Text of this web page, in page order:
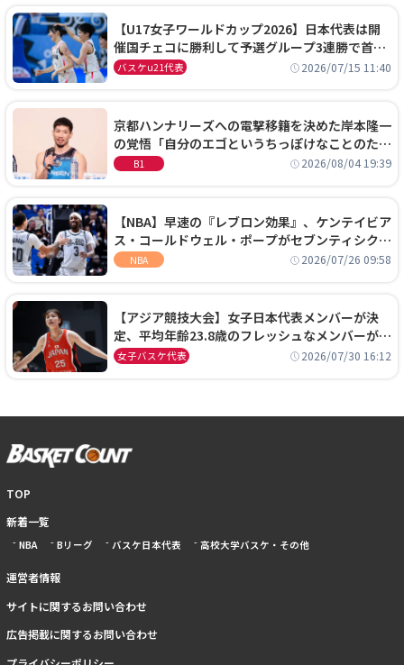
【U17女子ワールドカップ2026】日本代表は開
催国チェコに勝利して予選グループ3連勝で首位
通過！準々決勝の相手はエジプトに決定
バスケu21代表 2026/07/15 11:40
京都ハンナリーズへの電撃移籍を決めた岸本隆一
の覚悟「自分のエゴというちっぽけなことのため
に、京都に来たわけではない」
B1 2026/08/04 19:39
【NBA】早速の『レブロン効果』、ケンテイビア
ス・コールドウェル・ポープがセブンティシクサ
ーズに1年契約で加入
NBA 2026/07/26 09:58
【アジア競技大会】女子日本代表メンバーが決
定、平均年齢23.8歳のフレッシュなメンバーが日
本開催の大舞台で頂点を狙う
女子バスケ代表 2026/07/30 16:12
TOP
新着一覧
NBA Bリーグ バスケ日本代表 高校大学バスケ・その他
運営者情報
サイトに関するお問い合わせ
広告掲載に関するお問い合わせ